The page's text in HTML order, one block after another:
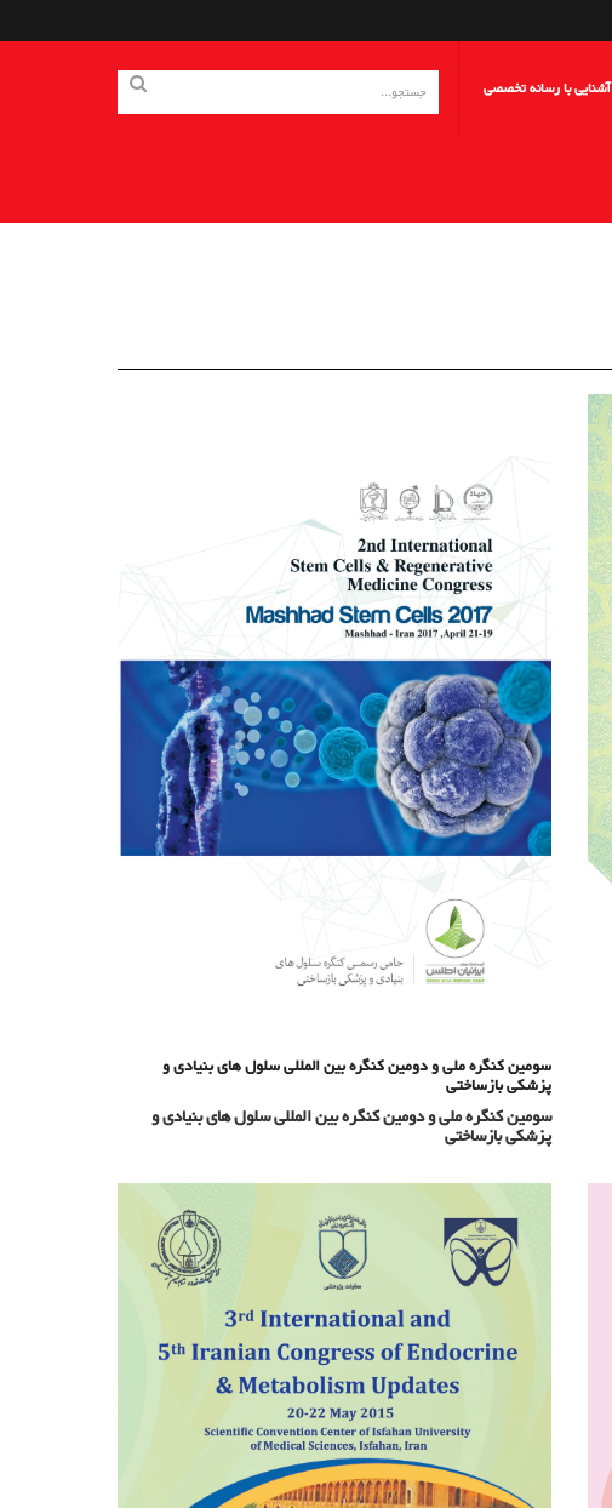
آشنایی با رسانه تخصصی
سومین کنگره ملی و دومین کنگره بین المللی سلول های بنیادی و
پزشکی بازساختی
سومین کنگره ملی و دومین کنگره بین المللی سلول های بنیادی و
پزشکی بازساختی